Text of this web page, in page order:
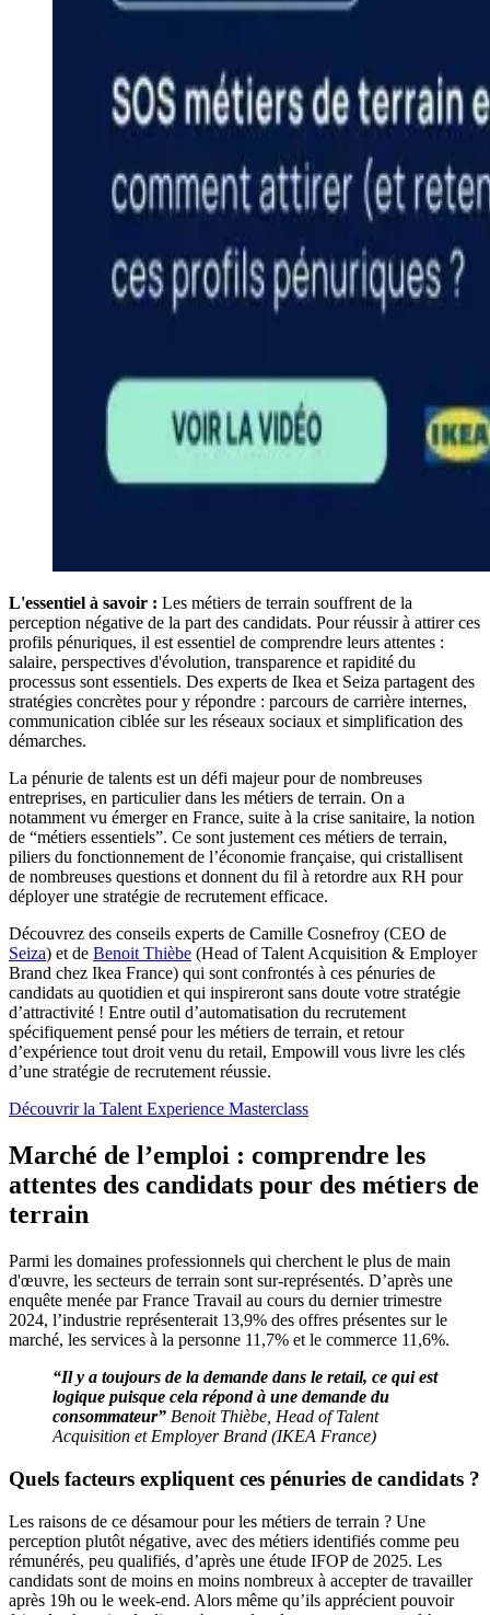
L'essentiel à savoir : Les métiers de terrain souffrent de la
perception négative de la part des candidats. Pour réussir à attirer ces
profils pénuriques, il est essentiel de comprendre leurs attentes :
salaire, perspectives d'évolution, transparence et rapidité du
processus sont essentiels. Des experts de Ikea et Seiza partagent des
stratégies concrètes pour y répondre : parcours de carrière internes,
communication ciblée sur les réseaux sociaux et simplification des
démarches.
La pénurie de talents est un défi majeur pour de nombreuses
entreprises, en particulier dans les métiers de terrain. On a
notamment vu émerger en France, suite à la crise sanitaire, la notion
de “métiers essentiels”. Ce sont justement ces métiers de terrain,
piliers du fonctionnement de l’économie française, qui cristallisent
de nombreuses questions et donnent du fil à retordre aux RH pour
déployer une stratégie de recrutement efficace.
Découvrez des conseils experts de Camille Cosnefroy (CEO de
Seiza) et de Benoit Thièbe (Head of Talent Acquisition & Employer
Brand chez Ikea France) qui sont confrontés à ces pénuries de
candidats au quotidien et qui inspireront sans doute votre stratégie
d’attractivité ! Entre outil d’automatisation du recrutement
spécifiquement pensé pour les métiers de terrain, et retour
d’expérience tout droit venu du retail, Empowill vous livre les clés
d’une stratégie de recrutement réussie.
Découvrir la Talent Experience Masterclass
Marché de l’emploi : comprendre les
attentes des candidats pour des métiers de
terrain
Parmi les domaines professionnels qui cherchent le plus de main
d'œuvre, les secteurs de terrain sont sur-représentés. D’après une
enquête menée par France Travail au cours du dernier trimestre
2024, l’industrie représenterait 13,9% des offres présentes sur le
marché, les services à la personne 11,7% et le commerce 11,6%.
“Il y a toujours de la demande dans le retail, ce qui est
logique puisque cela répond à une demande du
consommateur” Benoit Thièbe, Head of Talent
Acquisition et Employer Brand (IKEA France)
Quels facteurs expliquent ces pénuries de candidats ?
Les raisons de ce désamour pour les métiers de terrain ? Une
perception plutôt négative, avec des métiers identifiés comme peu
rémunérés, peu qualifiés, d’après une étude IFOP de 2025. Les
candidats sont de moins en moins nombreux à accepter de travailler
après 19h ou le week-end. Alors même qu’ils apprécient pouvoir